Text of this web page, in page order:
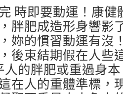
時即要動運！康
胖肥成造形身響影
妳的慣習動運有沒
後束結期假在人些
人的胖肥或重過身
在人的重體準標，